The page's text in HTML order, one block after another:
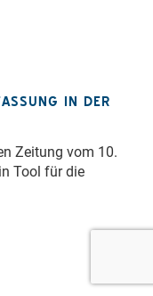
IN DER
Zeitung vom 10.
Tool für die